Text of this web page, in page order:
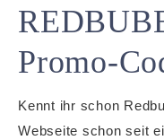
Promo-
Kennt ihr schon
Webseite schon seit